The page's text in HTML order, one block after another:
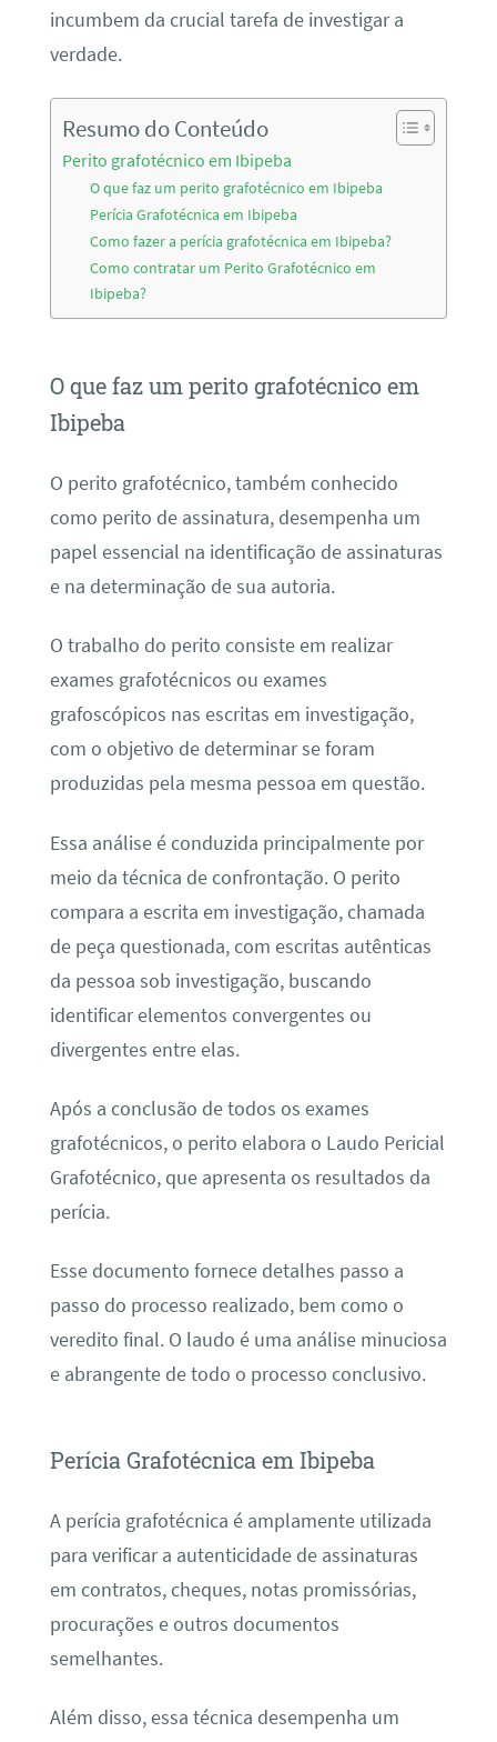
incumbem da crucial tarefa de investigar a
verdade.
Resumo do Conteúdo
Perito grafotécnico em Ibipeba
O que faz um perito grafotécnico em Ibipeba
Perícia Grafotécnica em Ibipeba
Como fazer a perícia grafotécnica em Ibipeba?
Como contratar um Perito Grafotécnico em
Ibipeba?
O que faz um perito grafotécnico em
Ibipeba
O perito grafotécnico, também conhecido
como perito de assinatura, desempenha um
papel essencial na identificação de assinaturas
e na determinação de sua autoria.
O trabalho do perito consiste em realizar
exames grafotécnicos ou exames
grafoscópicos nas escritas em investigação,
com o objetivo de determinar se foram
produzidas pela mesma pessoa em questão.
Essa análise é conduzida principalmente por
meio da técnica de confrontação. O perito
compara a escrita em investigação, chamada
de peça questionada, com escritas autênticas
da pessoa sob investigação, buscando
identificar elementos convergentes ou
divergentes entre elas.
Após a conclusão de todos os exames
grafotécnicos, o perito elabora o Laudo Pericial
Grafotécnico, que apresenta os resultados da
perícia.
Esse documento fornece detalhes passo a
passo do processo realizado, bem como o
veredito final. O laudo é uma análise minuciosa
e abrangente de todo o processo conclusivo.
Perícia Grafotécnica em Ibipeba
A perícia grafotécnica é amplamente utilizada
para verificar a autenticidade de assinaturas
em contratos, cheques, notas promissórias,
procurações e outros documentos
semelhantes.
Além disso, essa técnica desempenha um